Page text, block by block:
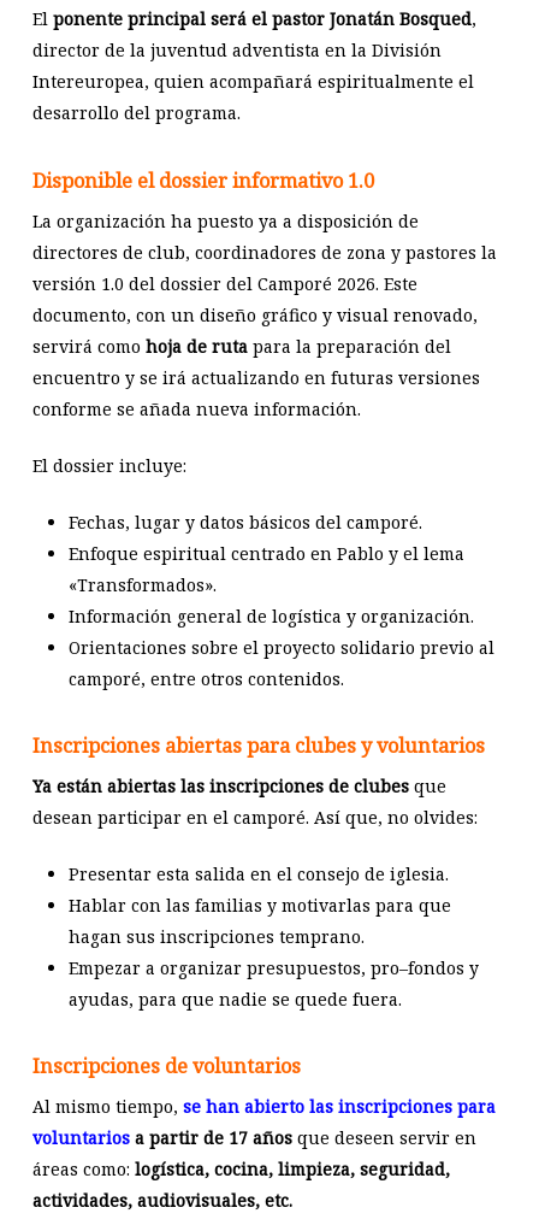
El ponente principal será el pastor Jonatán Bosqued,
director de la juventud adventista en la División
Intereuropea, quien acompañará espiritualmente el
desarrollo del programa.
Disponible el dossier informativo 1.0
La organización ha puesto ya a disposición de
directores de club, coordinadores de zona y pastores la
versión 1.0 del dossier del Camporé 2026. Este
documento, con un diseño gráfico y visual renovado,
servirá como hoja de rutapara la preparación del
encuentro y se irá actualizando en futuras versiones
conforme se añada nueva información.
El dossier incluye:
Fechas, lugar y datos básicos del camporé.
Enfoque espiritual centrado en Pablo y el lema
«Transformados».
Información general de logística y organización.
Orientaciones sobre el proyecto solidario previo al
camporé, entre otros contenidos.
Inscripciones abiertas para clubes y voluntarios
Ya están abiertas las inscripciones de clubesque
desean participar en el camporé. Así que, no olvides:
Presentar esta salida en el consejo de iglesia.
Hablar con las familias y motivarlas para que
hagan sus inscripciones temprano.
Empezar a organizar presupuestos, pro–fondos y
ayudas, para que nadie se quede fuera.
Inscripciones de voluntarios
Al mismo tiempo, se han abierto las inscripciones para
voluntariosa partir de 17 añosque deseen servir en
áreas como: logística, cocina, limpieza, seguridad,
actividades, audiovisuales, etc.